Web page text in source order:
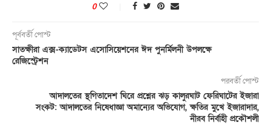
0
পূর্ববর্তী পোস্ট
সাতক্ষীরা এক্স-ক্যাডেটস এসোসিয়েশনের ঈদ পুনর্মিলনী উপলক্ষে
রেজিস্ট্রেশন
পরবর্তী পোস্ট
আদালতের স্থগিতাদেশ ঘিরে প্রশ্নের ঝড় কালুরঘাট ফেরিঘাটের ইজারা
সংকট: আদালতের নিষেধাজ্ঞা অমান্যের অভিযোগ, ক্ষতির মুখে ইজারাদার,
নীরব নির্বাহী প্রকৌশলী